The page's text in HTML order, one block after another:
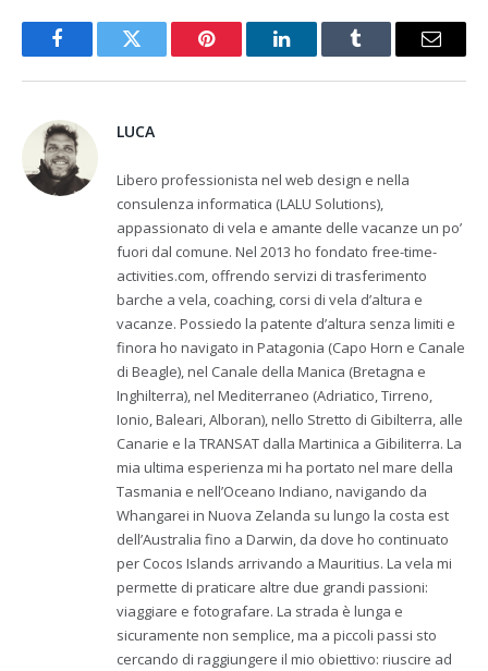
FacebookTwitter Pinterest LinkedInTumblr Email
LUCA
Libero professionista nel web design e nella
consulenza informatica (LALU Solutions),
appassionato di vela e amante delle vacanze un po’
fuori dal comune. Nel 2013 ho fondato free-time-
activities.com, offrendo servizi di trasferimento
barche a vela, coaching, corsi di vela d’altura e
vacanze. Possiedo la patente d’altura senza limiti e
finora ho navigato in Patagonia (Capo Horn e Canale
di Beagle), nel Canale della Manica (Bretagna e
Inghilterra), nel Mediterraneo (Adriatico, Tirreno,
Ionio, Baleari, Alboran), nello Stretto di Gibilterra, alle
Canarie e la TRANSAT dalla Martinica a Gibiliterra. La
mia ultima esperienza mi ha portato nel mare della
Tasmania e nell’Oceano Indiano, navigando da
Whangarei in Nuova Zelanda su lungo la costa est
dell’Australia fino a Darwin, da dove ho continuato
per Cocos Islands arrivando a Mauritius. La vela mi
permette di praticare altre due grandi passioni:
viaggiare e fotografare. La strada è lunga e
sicuramente non semplice, ma a piccoli passi sto
cercando di raggiungere il mio obiettivo: riuscire ad